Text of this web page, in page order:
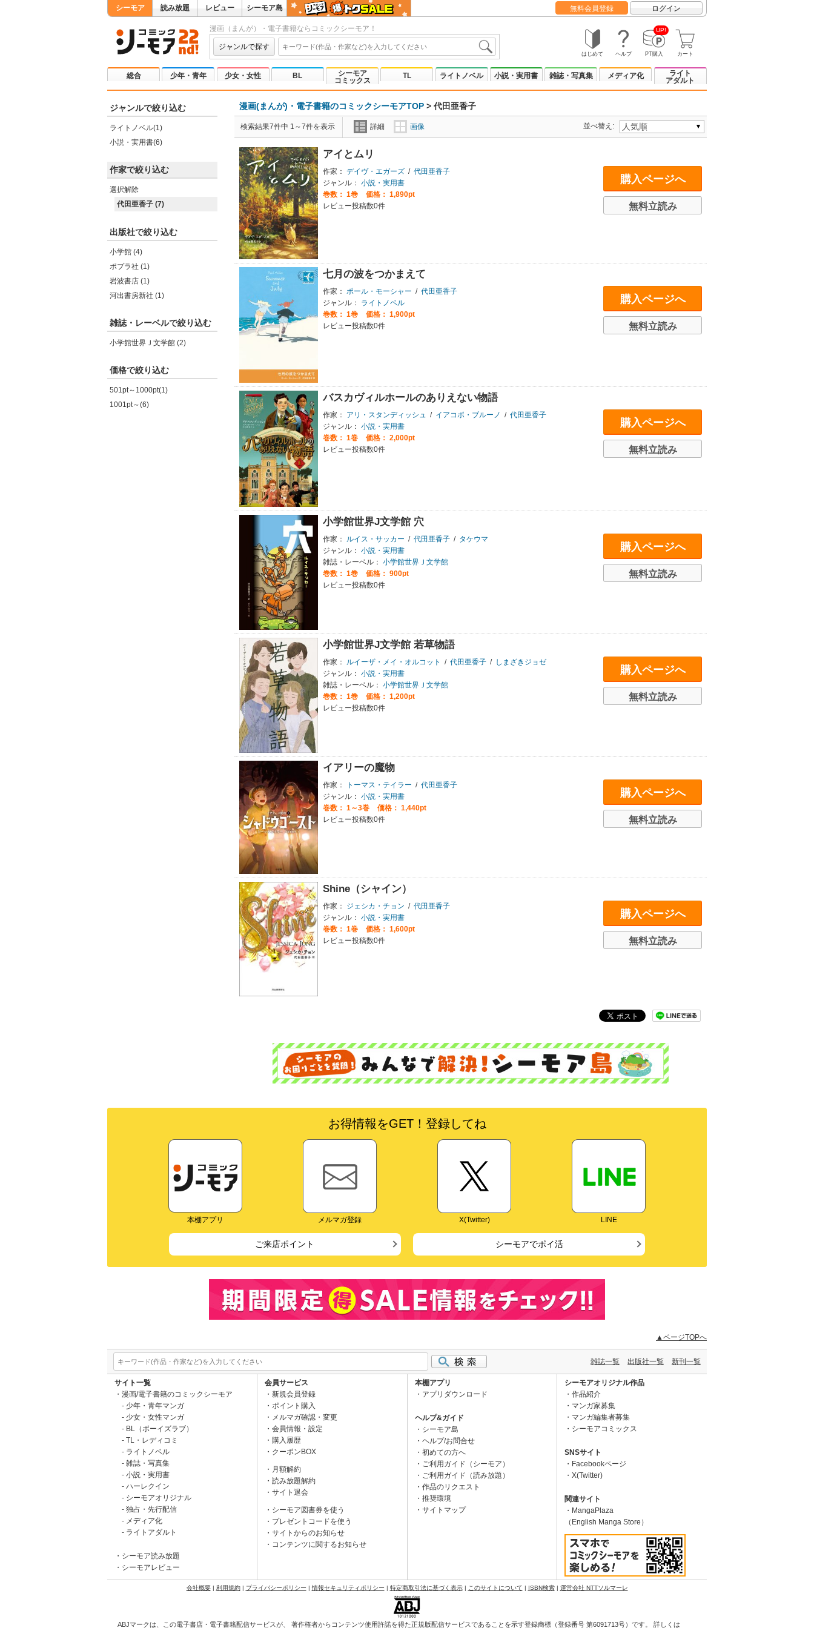
シーモア 読み放題 レビュー シーモア島 無料会員登録 ログイン
漫画（まんが）・電子書籍ならコミックシーモア！
ジャンルで探す
はじめて ヘルプ
UP!
PT購入 カート
総合 少年・青年 少女・女性 BL
シーモア
コミックス
TL ライトノベル 小説・実用書 雑誌・写真集 メディア化
ライト
アダルト
ジャンルで絞り込む
ライトノベル(1)
小説・実用書(6)
作家で絞り込む
選択解除
代田亜香子 (7)
出版社で絞り込む
小学館 (4)
ポプラ社 (1)
岩波書店 (1)
河出書房新社 (1)
雑誌・レーベルで絞り込む
小学館世界Ｊ文学館 (2)
価格で絞り込む
501pt～1000pt(1)
1001pt～(6)
漫画(まんが)・電子書籍のコミックシーモアTOP > 代田亜香子
検索結果7件中 1～7件を表示 詳細 画像 並べ替え:
アイとムリ
作家： デイヴ・エガーズ / 代田亜香子
ジャンル： 小説・実用書
巻数： 1巻
価格： 1,890pt
レビュー投稿数0件
購入ページへ
無料立読み
七月の波をつかまえて
作家： ポール・モーシャー / 代田亜香子
ジャンル：
ライトノベル
巻数： 1巻
価格： 1,900pt
レビュー投稿数0件
購入ページへ
無料立読み
バスカヴィルホールのありえない物語
作家： アリ・スタンディッシュ / イアコポ・ブルーノ / 代田亜香子
ジャンル： 小説・実用書
巻数： 1巻
価格： 2,000pt
レビュー投稿数0件
購入ページへ
無料立読み
小学館世界J文学館 穴
作家： ルイス・サッカー / 代田亜香子 / タケウマ
ジャンル： 小説・実用書
雑誌・レーベル： 小学館世界Ｊ文学館
巻数： 1巻
価格： 900pt
レビュー投稿数0件
購入ページへ
無料立読み
小学館世界J文学館 若草物語
作家： ルイーザ・メイ・オルコット / 代田亜香子 /
しまざきジョゼ
ジャンル： 小説・実用書
雑誌・レーベル： 小学館世界Ｊ文学館
巻数： 1巻
価格： 1,200pt
レビュー投稿数0件
購入ページへ
無料立読み
イアリーの魔物
作家： トーマス・テイラー / 代田亜香子
ジャンル： 小説・実用書
巻数： 1～3巻
価格： 1,440pt
レビュー投稿数0件
購入ページへ
無料立読み
Shine（シャイン）
作家： ジェシカ・チョン / 代田亜香子
ジャンル： 小説・実用書
巻数： 1巻
価格： 1,600pt
レビュー投稿数0件
購入ページへ
無料立読み
お得情報をGET！登録してね
本棚アプリ メルマガ登録 X(Twitter) LINE
ご来店ポイント シーモアでポイ活
▲ページTOPへ
雑誌一覧 出版社一覧 新刊一覧
サイト一覧
漫画/電子書籍のコミックシーモア
少年・青年マンガ
少女・女性マンガ
BL（ボーイズラブ）
TL・レディコミ
ライトノベル
雑誌・写真集
小説・実用書
ハーレクイン
シーモアオリジナル
独占・先行配信
メディア化
ライトアダルト
シーモア読み放題
シーモアレビュー
会員サービス
新規会員登録
ポイント購入
メルマガ確認・変更
会員情報・設定
購入履歴
クーポンBOX
月額解約
読み放題解約
サイト退会
シーモア図書券を使う
プレゼントコードを使う
サイトからのお知らせ
コンテンツに関するお知らせ
本棚アプリ
アプリダウンロード
ヘルプ&ガイド
シーモア島
ヘルプ/お問合せ
初めての方へ
ご利用ガイド（シーモア）
ご利用ガイド（読み放題）
作品のリクエスト
推奨環境
サイトマップ
シーモアオリジナル作品
作品紹介
マンガ家募集
マンガ編集者募集
シーモアコミックス
SNSサイト
Facebookページ
X(Twitter)
関連サイト
MangaPlaza
（English Manga Store）
会社概要| 利用規約| プライバシーポリシー 情報セキュリティポリシー 特定商取引法に基づく表示| このサイトについて ISBN検索| 運営会社 NTTソルマーレ
ABJマークは、この電子書店・電子書籍配信サービスが、 著作権者からコンテンツ使用許諾を得た正規版配信サービスであることを示す登録商標（登録番号 第6091713号）です。 詳しくは